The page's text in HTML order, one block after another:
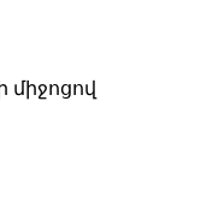
միջոցով